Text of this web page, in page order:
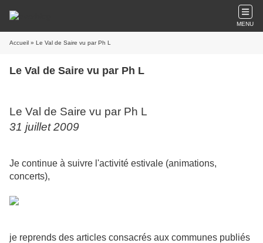
MENU
Accueil » Le Val de Saire vu par Ph L
Le Val de Saire vu par Ph L
Le Val de Saire vu par Ph L
31 juillet 2009
Je continue à suivre l'activité estivale (animations,
concerts),
je reprends des articles consacrés aux communes publiés